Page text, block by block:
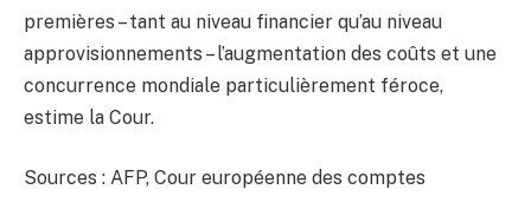
premières – tant au niveau financier qu’au niveau
approvisionnements – l’augmentation des coûts et une
concurrence mondiale particulièrement féroce,
estime la Cour.
Sources : AFP, Cour européenne des comptes